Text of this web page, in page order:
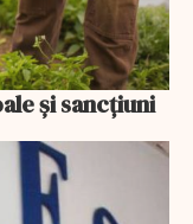
și sancțiuni